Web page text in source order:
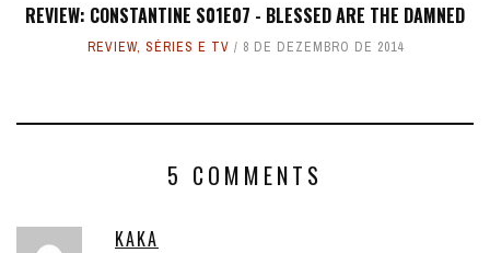
REVIEW: CONSTANTINE S01E07 - BLESSED ARE THE DAMNED
REVIEW, SÉRIES E TV 8 DE DEZEMBRO DE 2014
5 COMMENTS
KAKA